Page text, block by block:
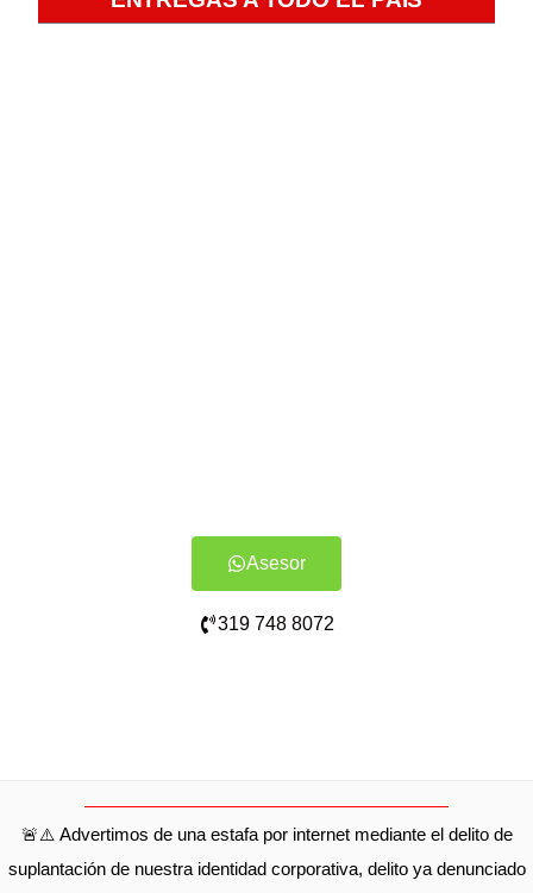
Asesor
319 748 8072
🚨⚠️ Advertimos de una estafa por internet mediante el delito de
suplantación de nuestra identidad corporativa, delito ya denunciado